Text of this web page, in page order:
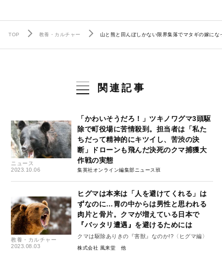
TOP 教養・カルチャー 山と熊と田んぼしかない限界集落でマタギの嫁に
関連記事
ニュース
2023.10.06
「かわいそうだろ！」ツキノワグマ3頭駆
除で町役場に苦情殺到。担当者は「私た
ちだって精神的にキツイし、苦渋の決
断」ドローンも飛んだ決死のクマ捕獲大
作戦の実態
集英社オンライン編集部ニュース班
教養・カルチャー
2023.08.03
ヒグマは本来は「人を避けてくれる」は
ずなのに…胃の中からは男性と思われる
肉片と骨片。クマが増えている日本で
『バッタリ遭遇』を避けるためには
クマは駆除ありきの『害獣』なのか!?〈ヒグマ編〉
株式会社 風来堂